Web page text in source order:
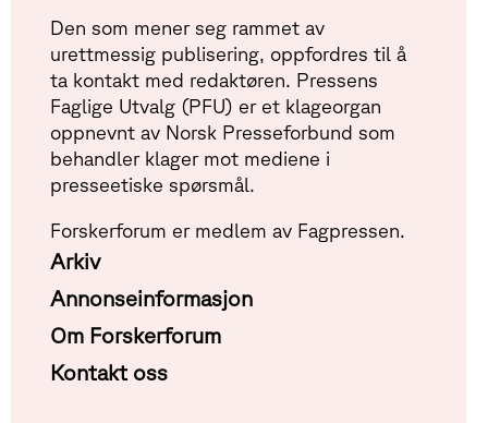
Den som mener seg rammet av
urettmessig publisering, oppfordres til å
ta kontakt med redaktøren. Pressens
Faglige Utvalg (PFU) er et klageorgan
oppnevnt av Norsk Presseforbund som
behandler klager mot mediene i
presseetiske spørsmål.
Forskerforum er medlem av Fagpressen.
Arkiv
Annonseinformasjon
Om Forskerforum
Kontakt oss